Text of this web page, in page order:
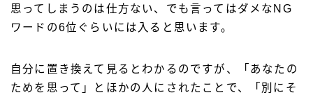
思ってしまうのは仕方ない、でも言ってはダメなNG
ワードの6位ぐらいには入ると思います。
自分に置き換えて見るとわかるのですが、「あなたの
ためを思って」とほかの人にされたことで、「別にそ